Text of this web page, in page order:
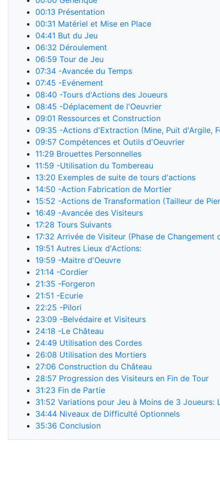
00:13 Présentation
00:31 Matériel et Mise en Place
04:41 But du Jeu
06:32 Déroulement
06:59 Tour de Jeu
07:34 -Avancée du Temps
07:45 -Evénement
08:40 -Tours d'Actions des Joueurs
08:45 -Déplacement de l'Oeuvrier
09:01 Ressources et Construction
09:35 -Actions d'Extraction (Mine, Puit d'Argile,
09:57 Compétences et Outils d'Oeuvrier
11:29 Brouettes Personnelles
11:59 -Utilisation du Tombereau
13:20 Exemples de suite de tours d'actions
14:50 -Action Fabrication de Mortier
15:52 -Actions de Transformation (Tailleur de
16:49 -Avancée des Visiteurs
17:28 Tours Suivants
17:32 Arrivée de Visiteur (Phase de Changement
19:51 Autres Lieux d'Actions:
19:59 -Maitre d'Oeuvre
21:14 -Cordier
21:35 -Forgeron
21:51 -Ecurie
22:25 -Pilori
23:09 -Belvédaire et Visiteurs
24:18 -Le Château
24:49 Utilisation des Cordes
26:08 Utilisation des Mortiers
27:06 Construction du Château
28:57 Progression des Visiteurs en Fin de Tour
31:23 Fin de Partie
31:52 Variations pour Jeu à Moins de 3 Joueurs:
34:44 Niveaux de Difficulté Optionnels
35:36 Conclusion